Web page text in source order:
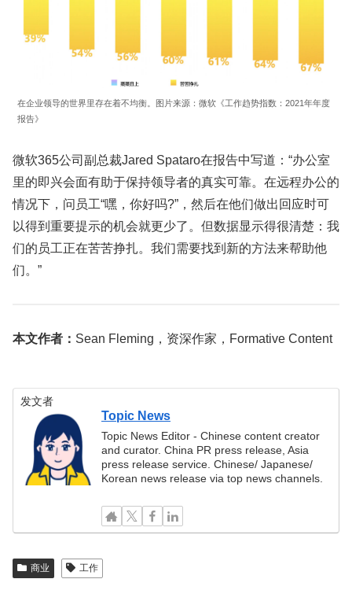
在企业领导的世界里存在着不均衡。图片来源：微软《工作趋势指数：2021年年度
报告》
微软365公司副总裁Jared Spataro在报告中写道：“办公室
里的即兴会面有助于保持领导者的真实可靠。在远程办公的
情况下，问员工“嘿，你好吗?”，然后在他们做出回应时可
以得到重要提示的机会就更少了。但数据显示得很清楚：我
们的员工正在苦苦挣扎。我们需要找到新的方法来帮助他
们。”
本文作者： Sean Fleming，资深作家，Formative Content
发文者
Topic News
Topic News Editor - Chinese content creator
and curator. China PR press release, Asia
press release service. Chinese/ Japanese/
Korean news release via top news channels.
商业 工作